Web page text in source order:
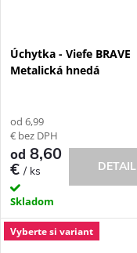
Úchytka - Viefe BRAVE
Metalická hnedá
od 6,99
€ bez DPH
od 8,60
€/ ks
Skladom
DETAIL
Vyberte si variant